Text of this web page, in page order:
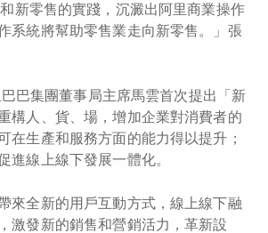
新零售的實踐，沉澱出阿里商業操作
系統將幫助零售業走向新零售。」張
巴集團董事局主席馬雲首次提出「新
構人、貨、場，增加企業對消費者的
在生產和服務方面的能力得以提升；
進線上線下發展一體化。
來全新的用戶互動方式，線上線下融
激發新的銷售和營銷活力，革新設